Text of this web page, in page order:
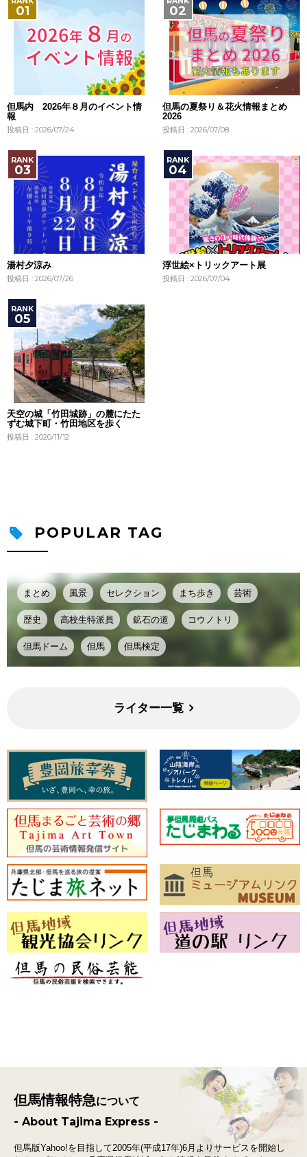
但馬内 2026年８月のイベント情
報
投稿日 : 2026/07/24
但馬の夏祭り＆花火情報まとめ
2026
投稿日 : 2026/07/08
湯村夕涼み
投稿日 : 2026/07/26
浮世絵×トリックアート展
投稿日 : 2026/07/04
天空の城「竹田城跡」の麓にたた
ずむ城下町・竹田地区を歩く
投稿日 : 2020/11/12
POPULAR TAG
まとめ 風景 セレクション まち歩き 芸術
歴史 高校生特派員 鉱石の道 コウノトリ
但馬ドーム 但馬 但馬検定
ライター一覧
但馬情報特急について
- About Tajima Express -
但馬版Yahoo!を目指して2005年(平成17年)6月よりサービスを開始し